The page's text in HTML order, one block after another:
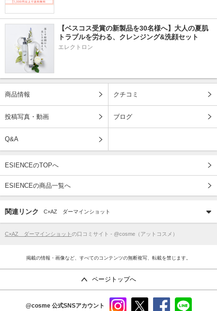
【ベスコス受賞の新製品を30名様へ】大人の夏肌
トラブルを労わる、クレンジング&洗顔セット
エレクトロン
商品情報 クチコミ
投稿写真・動画 ブログ
Q&A
ESIENCEのTOPへ
ESIENCEの商品一覧へ
関連リンク C×AZ ダーマインショット
C×AZ ダーマインショット の口コミサイト - @cosme（アットコスメ）
掲載の情報・画像など、すべてのコンテンツの無断複写、転載を禁じます。
ページトップへ
@cosme 公式SNSアカウント